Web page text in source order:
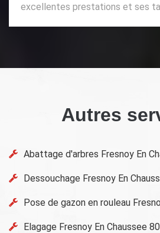
excellentes prestations et ses
Autres
Abattage d'arbres Fresnoy En
Dessouchage Fresnoy En
Pose de gazon en rouleau
Elagage Fresnoy En Chaussee